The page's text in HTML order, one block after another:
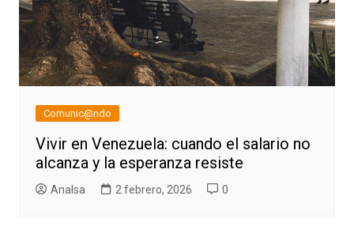
Comunic@ndo
Vivir en Venezuela: cuando el salario no
alcanza y la esperanza resiste
AnaIsa 2 febrero, 2026 0